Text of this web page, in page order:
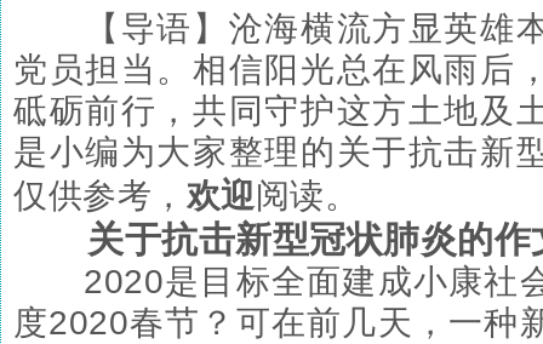
【导语】沧海横流方显英雄
党员担当。相信阳光总在风雨后
砥砺前行，共同守护这方土地及
是小编为大家整理的关于抗击新
仅供参考， 欢迎阅读。
关于抗击新型冠状肺炎的作
2020是目标全面建成小康社
度2020春节？可在前几天，一种